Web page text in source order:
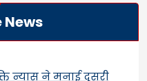
न्यास ने मनाई दूसरी